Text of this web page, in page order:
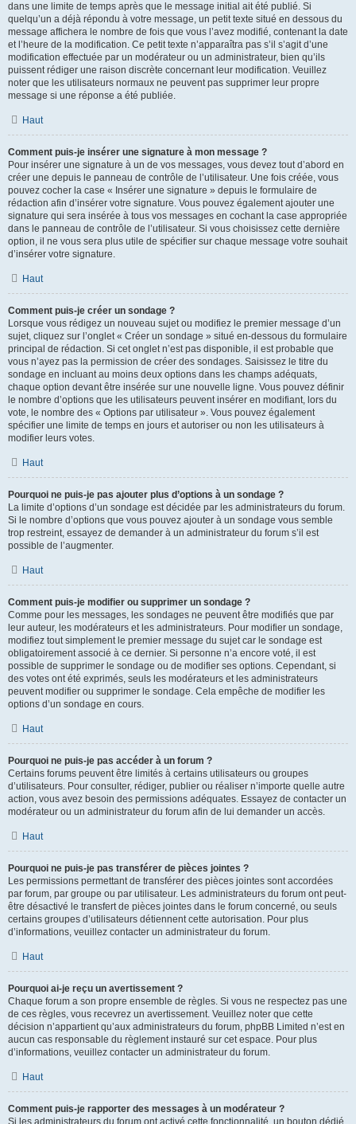
dans une limite de temps après que le message initial ait été publié. Si
quelqu’un a déjà répondu à votre message, un petit texte situé en dessous du
message affichera le nombre de fois que vous l’avez modifié, contenant la date
et l’heure de la modification. Ce petit texte n’apparaîtra pas s’il s’agit d’une
modification effectuée par un modérateur ou un administrateur, bien qu’ils
puissent rédiger une raison discrète concernant leur modification. Veuillez
noter que les utilisateurs normaux ne peuvent pas supprimer leur propre
message si une réponse a été publiée.
Haut
Comment puis-je insérer une signature à mon message ?
Pour insérer une signature à un de vos messages, vous devez tout d’abord en
créer une depuis le panneau de contrôle de l’utilisateur. Une fois créée, vous
pouvez cocher la case « Insérer une signature » depuis le formulaire de
rédaction afin d’insérer votre signature. Vous pouvez également ajouter une
signature qui sera insérée à tous vos messages en cochant la case appropriée
dans le panneau de contrôle de l’utilisateur. Si vous choisissez cette dernière
option, il ne vous sera plus utile de spécifier sur chaque message votre souhait
d’insérer votre signature.
Haut
Comment puis-je créer un sondage ?
Lorsque vous rédigez un nouveau sujet ou modifiez le premier message d’un
sujet, cliquez sur l’onglet « Créer un sondage » situé en-dessous du formulaire
principal de rédaction. Si cet onglet n’est pas disponible, il est probable que
vous n’ayez pas la permission de créer des sondages. Saisissez le titre du
sondage en incluant au moins deux options dans les champs adéquats,
chaque option devant être insérée sur une nouvelle ligne. Vous pouvez définir
le nombre d’options que les utilisateurs peuvent insérer en modifiant, lors du
vote, le nombre des « Options par utilisateur ». Vous pouvez également
spécifier une limite de temps en jours et autoriser ou non les utilisateurs à
modifier leurs votes.
Haut
Pourquoi ne puis-je pas ajouter plus d’options à un sondage ?
La limite d’options d’un sondage est décidée par les administrateurs du forum.
Si le nombre d’options que vous pouvez ajouter à un sondage vous semble
trop restreint, essayez de demander à un administrateur du forum s’il est
possible de l’augmenter.
Haut
Comment puis-je modifier ou supprimer un sondage ?
Comme pour les messages, les sondages ne peuvent être modifiés que par
leur auteur, les modérateurs et les administrateurs. Pour modifier un sondage,
modifiez tout simplement le premier message du sujet car le sondage est
obligatoirement associé à ce dernier. Si personne n’a encore voté, il est
possible de supprimer le sondage ou de modifier ses options. Cependant, si
des votes ont été exprimés, seuls les modérateurs et les administrateurs
peuvent modifier ou supprimer le sondage. Cela empêche de modifier les
options d’un sondage en cours.
Haut
Pourquoi ne puis-je pas accéder à un forum ?
Certains forums peuvent être limités à certains utilisateurs ou groupes
d’utilisateurs. Pour consulter, rédiger, publier ou réaliser n’importe quelle autre
action, vous avez besoin des permissions adéquates. Essayez de contacter un
modérateur ou un administrateur du forum afin de lui demander un accès.
Haut
Pourquoi ne puis-je pas transférer de pièces jointes ?
Les permissions permettant de transférer des pièces jointes sont accordées
par forum, par groupe ou par utilisateur. Les administrateurs du forum ont peut-
être désactivé le transfert de pièces jointes dans le forum concerné, ou seuls
certains groupes d’utilisateurs détiennent cette autorisation. Pour plus
d’informations, veuillez contacter un administrateur du forum.
Haut
Pourquoi ai-je reçu un avertissement ?
Chaque forum a son propre ensemble de règles. Si vous ne respectez pas une
de ces règles, vous recevrez un avertissement. Veuillez noter que cette
décision n’appartient qu’aux administrateurs du forum, phpBB Limited n’est en
aucun cas responsable du règlement instauré sur cet espace. Pour plus
d’informations, veuillez contacter un administrateur du forum.
Haut
Comment puis-je rapporter des messages à un modérateur ?
Si les administrateurs du forum ont activé cette fonctionnalité, un bouton dédié